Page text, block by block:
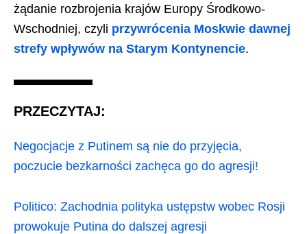
żądanie rozbrojenia krajów Europy Środkowo-
Wschodniej, czyli przywrócenia Moskwie dawnej
strefy wpływów na Starym Kontynencie.
PRZECZYTAJ:
Negocjacje z Putinem są nie do przyjęcia,
poczucie bezkarności zachęca go do agresji!
Politico: Zachodnia polityka ustępstw wobec Rosji
prowokuje Putina do dalszej agresji